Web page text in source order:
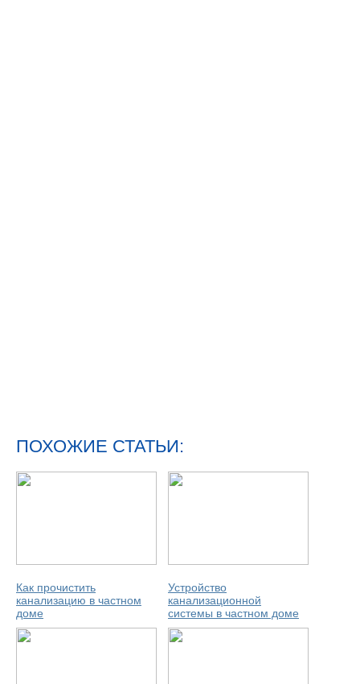
ПОХОЖИЕ СТАТЬИ:
Как прочистить
канализацию в частном
доме
Устройство
канализационной
системы в частном доме